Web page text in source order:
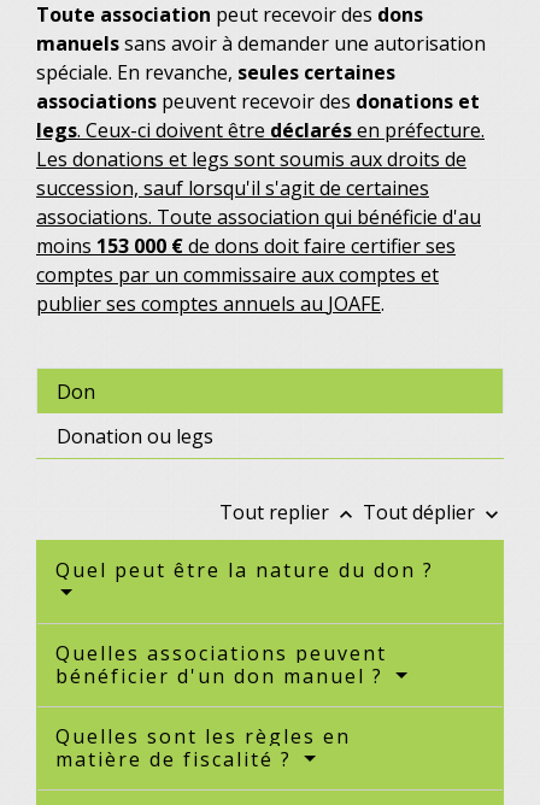
Toute association peut recevoir des dons
manuelssans avoir à demander une autorisation
spéciale. En revanche, seules certaines
associations peuvent recevoir des donations et
legs. Ceux-ci doivent être déclarésen préfecture.
Les donations et legs sont soumis aux droits de
succession, sauf lorsqu'il s'agit de certaines
associations. Toute association qui bénéficie d'au
moins 153 000 €de dons doit faire certifier ses
comptes par un commissaire aux comptes et
publier ses comptes annuels au JOAFE.
Don
Donation ou legs
Tout replier keyboard_arrow_up Tout déplier keyboard_arrow_down
Quel peut être la nature du don ?
Quelles associations peuvent
bénéficier d'un don manuel ?
Quelles sont les règles en
matière de fiscalité ?